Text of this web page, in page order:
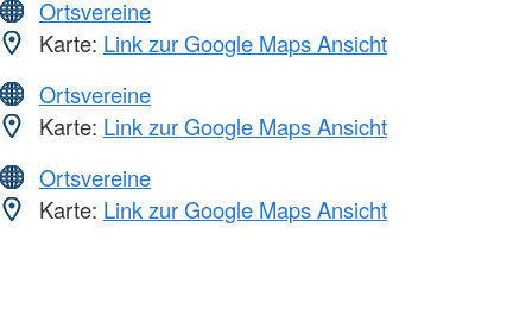
Ortsvereine
Karte: Link zur Google Maps Ansicht
Ortsvereine
Karte: Link zur Google Maps Ansicht
Ortsvereine
Karte: Link zur Google Maps Ansicht